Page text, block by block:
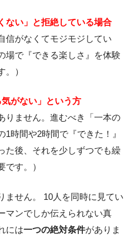
ない」と拒絶している場合
信がなくてモジモジしてい
場で『できる楽しさ』を体験
。）
気がない」という方
りません。進むべき「一本の
時間や2時間で『できた！』
た後、それを少しずつでも繰
です。）
ません。 10人を同時に見てい
マンでしか伝えられない真
には一つの絶対条件がありま